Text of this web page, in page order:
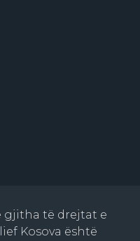
gjitha të drejtat e
Kosova është